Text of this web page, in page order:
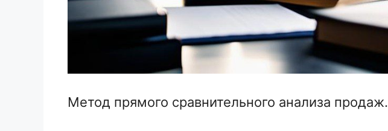
Метод прямого сравнительного анализа продаж.